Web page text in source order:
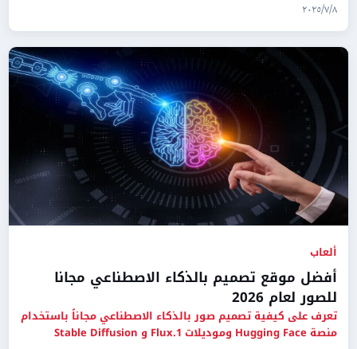
٨‏/٧‏/٢٠٢٥
ألعاب
أفضل موقع تصميم بالذكاء الاصطناعي مجانا
للصور لعام 2026
تعرف على كيفية تصميم صور بالذكاء الاصطناعي مجاناً باستخدام
منصة Hugging Face وموديلات Flux.1 و Stable Diffusion